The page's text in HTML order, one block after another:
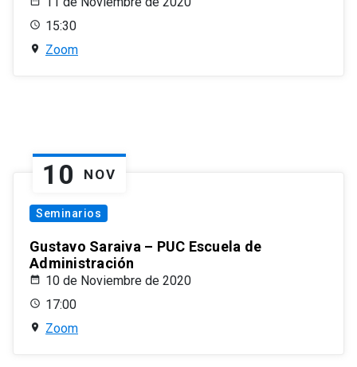
15:30
Zoom
10 NOV
Seminarios
Gustavo Saraiva – PUC Escuela de
Administración
10 de Noviembre de 2020
17:00
Zoom